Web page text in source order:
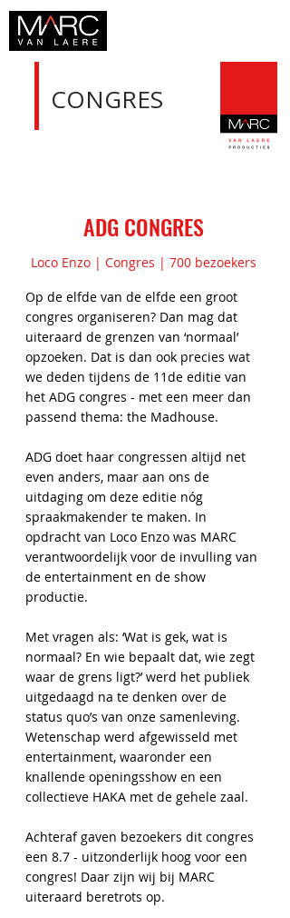
CONGRES
ADG CONGRES
Loco Enzo | Congres | 700 bezoekers
Op de elfde van de elfde een groot
congres organiseren? Dan mag dat
uiteraard de grenzen van ‘normaal’
opzoeken. Dat is dan ook precies wat
we deden tijdens de 11de editie van
het ADG congres - met een meer dan
passend thema: the Madhouse.
ADG doet haar congressen altijd net
even anders, maar aan ons de
uitdaging om deze editie nóg
spraakmakender te maken. In
opdracht van Loco Enzo was MARC
verantwoordelijk voor de invulling van
de entertainment en de show
productie.
Met vragen als: ‘Wat is gek, wat is
normaal? En wie bepaalt dat, wie zegt
waar de grens ligt?’ werd het publiek
uitgedaagd na te denken over de
status quo’s van onze samenleving.
Wetenschap werd afgewisseld met
entertainment, waaronder een
knallende openingsshow en een
collectieve HAKA met de gehele zaal.
Achteraf gaven bezoekers dit congres
een 8.7 - uitzonderlijk hoog voor een
congres! Daar zijn wij bij MARC
uiteraard beretrots op.